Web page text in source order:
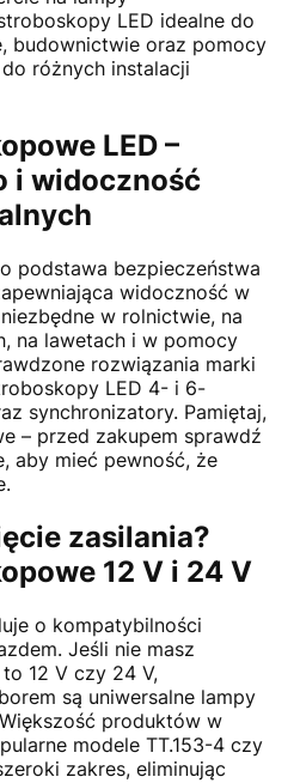
LED idealne do
budownictwie oraz pomocy
różnych instalacji
LED –
i widoczność
podstawa bezpieczeństwa
widoczność w
w rolnictwie, na
na lawetach i w pomocy
rozwiązania marki
LED 4- i 6-
synchronizatory. Pamiętaj,
– przed zakupem sprawdź
aby mieć pewność, że
zasilania?
12 V i 24 V
o kompatybilności
Jeśli nie masz
12 V czy 24 V,
są uniwersalne lampy
produktów w
modele TT.153-4 czy
zakres, eliminując